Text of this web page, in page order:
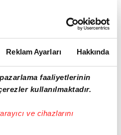
Reklam Ayarları Hakkında
faaliyetlerinin
kullanılmaktadır.
ve cihazlarını